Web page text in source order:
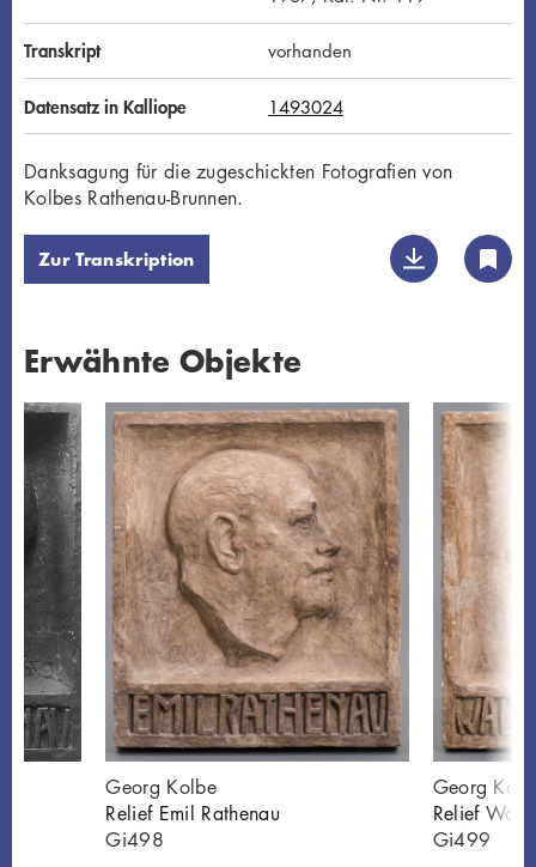
Transkript vorhanden
Datensatz in Kalliope 1493024
Danksagung für die zugeschickten Fotografien von
Kolbes Rathenau-Brunnen.
Zur Transkription
Erwähnte Objekte
Georg Kolbe
Relief Emil Rathenau
Gi498
Georg
Relief
Gi499